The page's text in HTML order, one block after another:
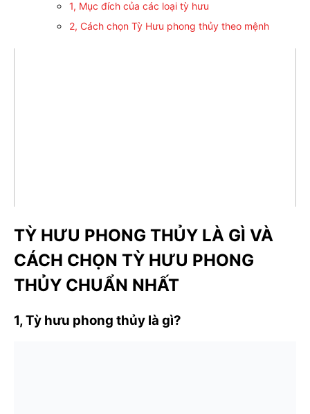
1, Mục đích của các loại tỳ hưu
2, Cách chọn Tỳ Hưu phong thủy theo mệnh
TỲ HƯU PHONG THỦY LÀ GÌ VÀ
CÁCH CHỌN TỲ HƯU PHONG
THỦY CHUẨN NHẤT
1, Tỳ hưu phong thủy là gì?